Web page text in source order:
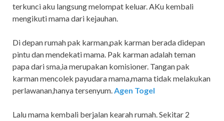
terkunci aku langsung melompat keluar. AKu kembali
mengikuti mama dari kejauhan.
Di depan rumah pak karman,pak karman berada didepan
pintu dan mendekati mama. Pak karman adalah teman
papa dari sma,ia merupakan komisioner. Tangan pak
karman mencolek payudara mama,mama tidak melakukan
perlawanan,hanya tersenyum.Agen Togel
Lalu mama kembali berjalan kearah rumah. Sekitar 2